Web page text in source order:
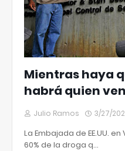
Mientras haya
habrá quien
Julio Ramos 3/27/
La Embajada de EE.UU.
60% de la droga q…